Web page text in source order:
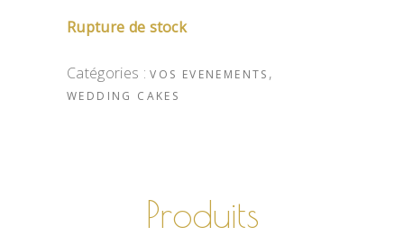
Rupture de stock
Catégories :VOS EVENEMENTS ,
WEDDING CAKES
Produits